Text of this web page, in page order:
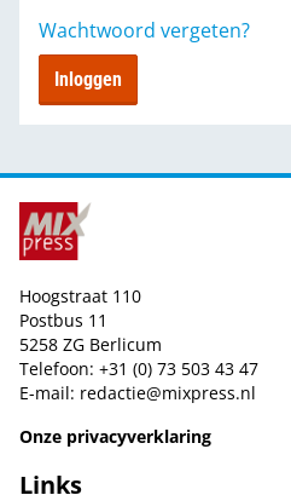
Wachtwoord vergeten?
Inloggen
Hoogstraat 110
Postbus 11
5258 ZG Berlicum
Telefoon: +31 (0) 73 503 43 47
E-mail: redactie@mixpress.nl
Onze privacyverklaring
Links